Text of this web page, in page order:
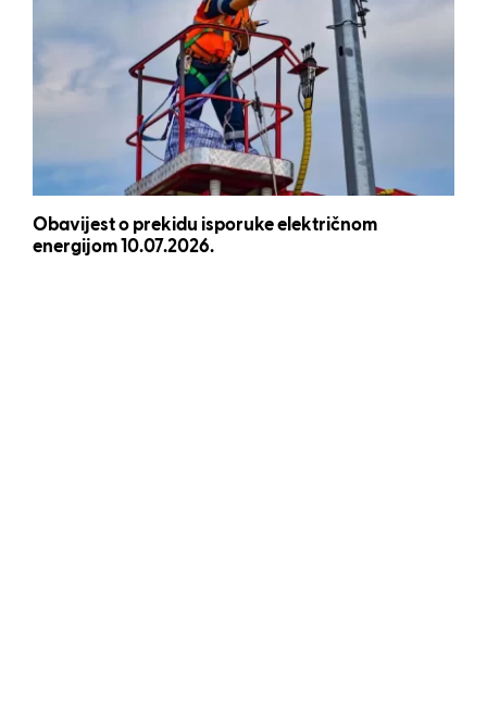
Obavijest o prekidu isporuke električnom
energijom 10.07.2026.